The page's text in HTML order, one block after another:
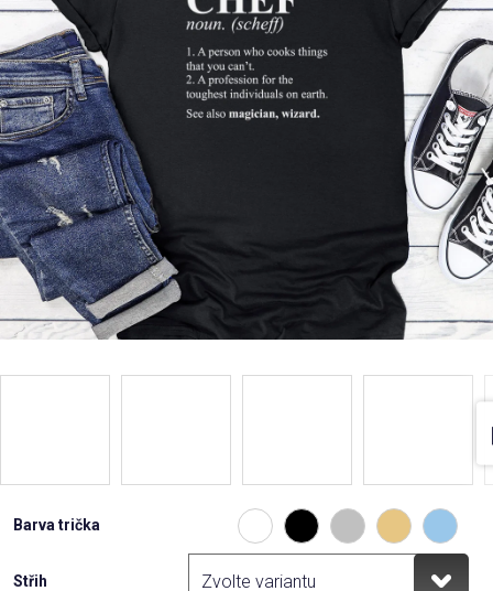
Přihlášení
Barva trička
Střih